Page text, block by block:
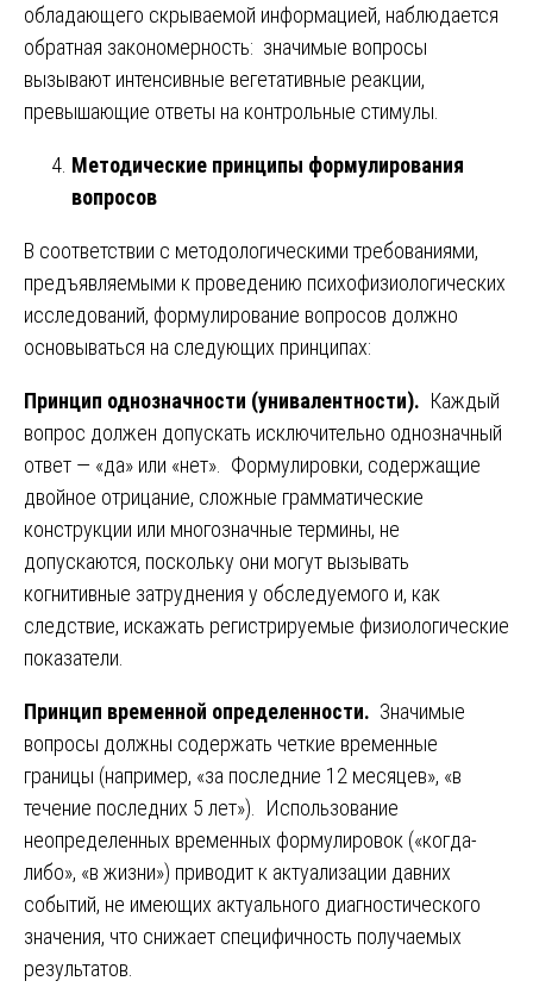
обладающего скрываемой информацией, наблюдается
обратная закономерность: значимые вопросы
вызывают интенсивные вегетативные реакции,
превышающие ответы на контрольные стимулы.
Методические принципы формулирования
вопросов
В соответствии с методологическими требованиями,
предъявляемыми к проведению психофизиологических
исследований, формулирование вопросов должно
основываться на следующих принципах:
Принцип однозначности (унивалентности). Каждый
вопрос должен допускать исключительно однозначный
ответ — «да» или «нет». Формулировки, содержащие
двойное отрицание, сложные грамматические
конструкции или многозначные термины, не
допускаются, поскольку они могут вызывать
когнитивные затруднения у обследуемого и, как
следствие, искажать регистрируемые физиологические
показатели.
Принцип временной определенности. Значимые
вопросы должны содержать четкие временные
границы (например, «за последние 12 месяцев», «в
течение последних 5 лет»). Использование
неопределенных временных формулировок («когда-
либо», «в жизни») приводит к актуализации давних
событий, не имеющих актуального диагностического
значения, что снижает специфичность получаемых
результатов.